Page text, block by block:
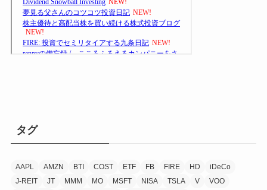
タグ
AAPL AMZN BTI COST ETF FB FIRE HD
iDeCo
J-REIT
JT MMM MO MSFT NISA TSLA V
VOO